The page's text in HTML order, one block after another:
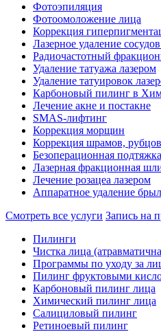
Фотоэпиляция
Фотоомоложение лица
Коррекция
Лазерное удаление
Радиочастотный
Удаление татуажа лазером
Удаление татуировок
Карбоновый пилинг в
Лечение акне и постакне
SMAS-лифтинг
Коррекция морщин
Коррекция шрамов,
Безоперационная
Лазерная фракционная
Лечение розацеа лазером
Аппаратное удаление
Смотреть все услуги Запись на
Пилинги
Чистка лица
Программы по уходу за
Пилинг фруктовыми
Карбоновый пилинг лица
Химический пилинг лица
Салициловый пилинг
Ретиноевый пилинг